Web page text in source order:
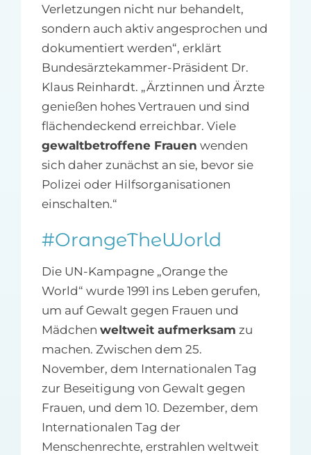
Verletzungen nicht nur behandelt,
sondern auch aktiv angesprochen und
dokumentiert werden“, erklärt
Bundesärztekammer-Präsident Dr.
Klaus Reinhardt. „Ärztinnen und Ärzte
genießen hohes Vertrauen und sind
flächendeckend erreichbar. Viele
gewaltbetroffene Frauen wenden
sich daher zunächst an sie, bevor sie
Polizei oder Hilfsorganisationen
einschalten.“
#OrangeTheWorld
Die UN-Kampagne „Orange the
World“ wurde 1991 ins Leben gerufen,
um auf Gewalt gegen Frauen und
Mädchen weltweit aufmerksam zu
machen. Zwischen dem 25.
November, dem Internationalen Tag
zur Beseitigung von Gewalt gegen
Frauen, und dem 10. Dezember, dem
Internationalen Tag der
Menschenrechte, erstrahlen weltweit